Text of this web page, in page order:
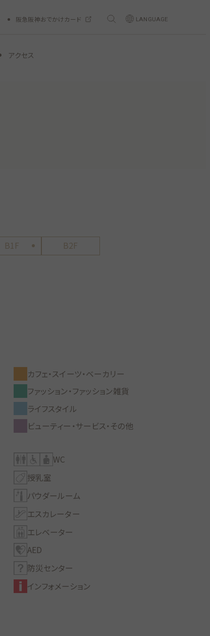
阪急阪神おでかけカード LANGUAGE
アクセス
B1F B2F
カフェ・スイーツ・ベーカリー
ファッション・ファッション雑貨
ライフスタイル
ビューティー・サービス・その他
WC
授乳室
パウダールーム
エスカレーター
エレベーター
AED
防災センター
インフォメーション